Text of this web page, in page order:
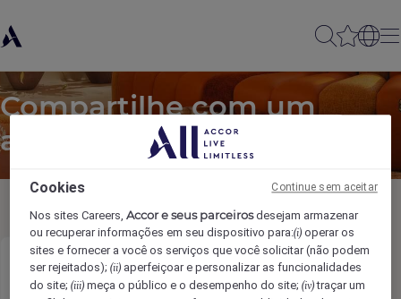
Compartilhe com um
amigo
Banquet Chef
Cookies
Nos sites Careers,Accor e seus parceirosdesejam armazenar
ou recuperar informações em seu dispositivo para:(i) operar os
sites e fornecer a você os serviços que você solicitar (não podem
ser rejeitados);(ii) aperfeiçoar e personalizar as funcionalidades
do site;(iii) meça o público e o desempenho do site;(iv)traçar um
Continue sem aceitar